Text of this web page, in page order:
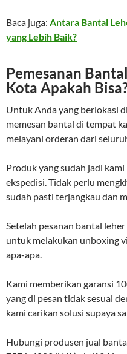
Baca juga: Antara Bantal
yang Lebih Baik?
Pemesanan
Kota Apakah
Untuk Anda yang berlokasi
memesan bantal di tempat
melayani orderan dari
Produk yang sudah jadi
ekspedisi. Tidak perlu
sudah pasti terjangkau dan
Setelah pesanan bantal
untuk melakukan unboxing
apa-apa.
Kami memberikan garansi
yang di pesan tidak sesuai
kami carikan solusi supaya
Hubungi produsen jual